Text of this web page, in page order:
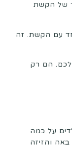
של הקשת
עם הקשת. זה
הם רק
על כמה
והזיזה